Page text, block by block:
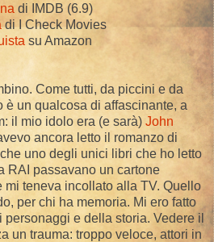
di IMDB (6.9)
di I Check Movies
su Amazon
Come tutti, da piccini e da
è un qualcosa di affascinante, a
il mio idolo era (e sarà) John
ancora letto il romanzo di
uno degli unici libri che ho letto
RAI passavano un cartone
mi teneva incollato alla TV. Quello
per chi ha memoria. Mi ero fatto
e della storia. Vedere il
un trauma: troppo veloce, attori in